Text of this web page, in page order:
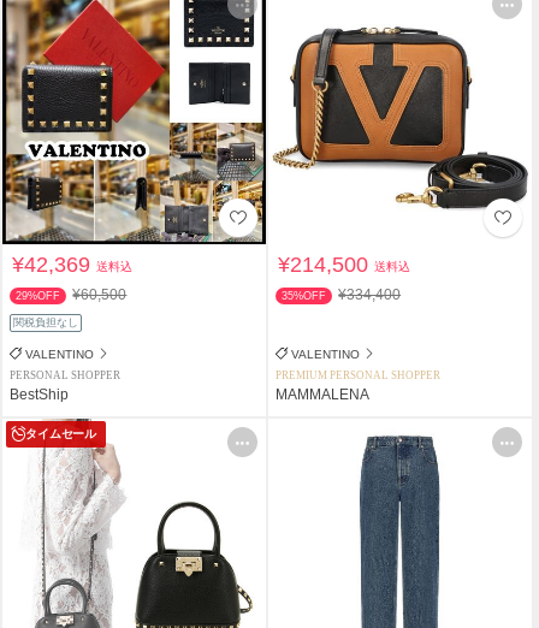
¥42,369送料込
29%OFF ¥60,500
関税負担なし
VALENTINO
PERSONAL SHOPPER
BestShip
¥214,500送料込
35%OFF ¥334,400
VALENTINO
PREMIUM PERSONAL SHOPPER
MAMMALENA
タイムセール